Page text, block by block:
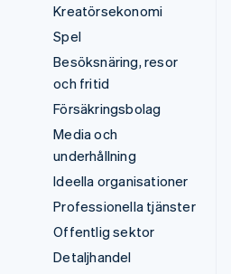
Kreatörsekonomi
Spel
Besöksnäring, resor
och fritid
Försäkringsbolag
Media och
underhållning
Ideella organisationer
Professionella tjänster
Offentlig sektor
Detaljhandel